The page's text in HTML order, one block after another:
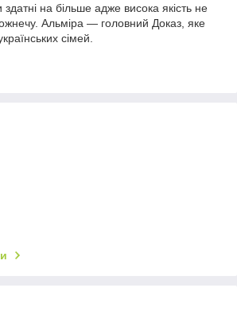
на більше адже висока якість не
Альміра — головний Доказ, яке
сімей.